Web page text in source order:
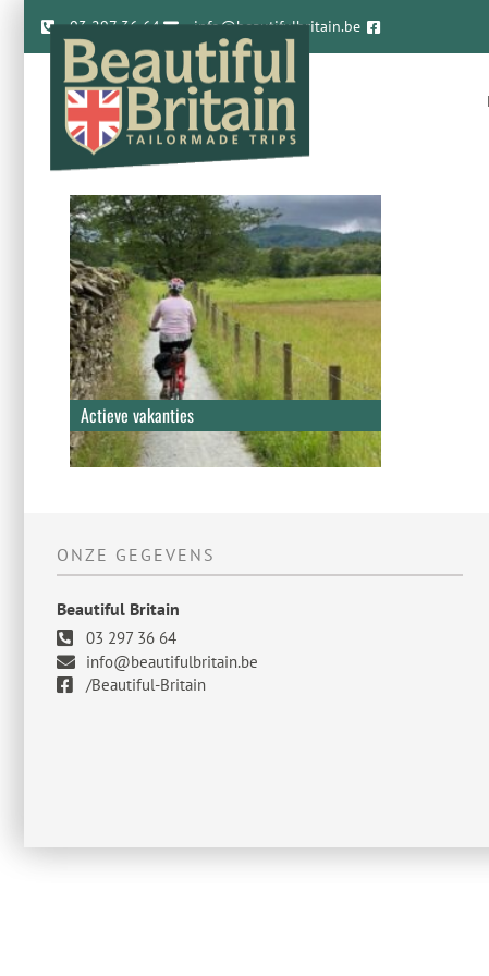
03 297 36 64 info@beautifulbritain.be
Actieve vakanties
ONZE GEGEVENS
Beautiful Britain
03 297 36 64
info@beautifulbritain.be
/Beautiful-Britain